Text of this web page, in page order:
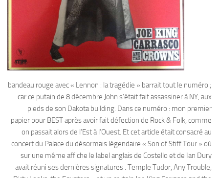
bandeau rouge avec « Lennon : la tragédie » barrait tout le numéro ;
car ce putain de 8 décembre John s’était fait assassiner à NY, aux
pieds de son Dakota building. Dans ce numéro : mon premier
papier pour BEST après avoir fait défection de Rock & Folk, comme
on passait alors de l’Est à l’Ouest. Et cet article était consacré au
concert du Palace du désormais légendaire « Son of Stiff Tour » où
sur une même affiche le label anglais de Costello et de Ian Dury
avait réuni ses dernières signatures : Temple Tudor, Any Trouble,